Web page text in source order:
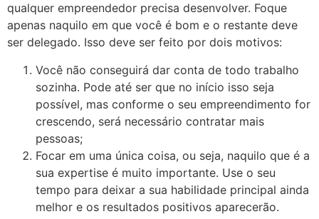
qualquer empreendedor precisa desenvolver. Foque
apenas naquilo em que você é bom e o restante deve
ser delegado. Isso deve ser feito por dois motivos:
Você não conseguirá dar conta de todo trabalho
sozinha. Pode até ser que no início isso seja
possível, mas conforme o seu empreendimento for
crescendo, será necessário contratar mais
pessoas;
Focar em uma única coisa, ou seja, naquilo que é a
sua expertise é muito importante. Use o seu
tempo para deixar a sua habilidade principal ainda
melhor e os resultados positivos aparecerão.